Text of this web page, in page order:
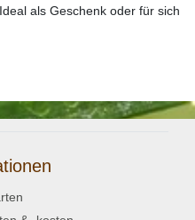
als Geschenk oder für sich